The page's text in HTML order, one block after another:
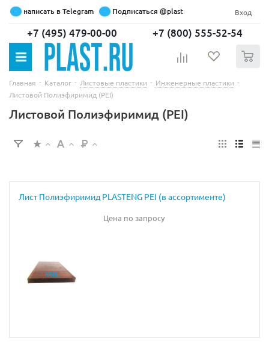
написать в Telegram Подписаться @plast Вход
+7 (495) 479-00-00 +7 (800) 555-52-54
Главная - Каталог - Листовые пластики - Инженерные пластики -
Листовой Полиэфиримид (PEI)
Листовой Полиэфиримид (PEI)
Лист Полиэфиримид PLASTENG PEI (в ассортименте)
Цена по запросу